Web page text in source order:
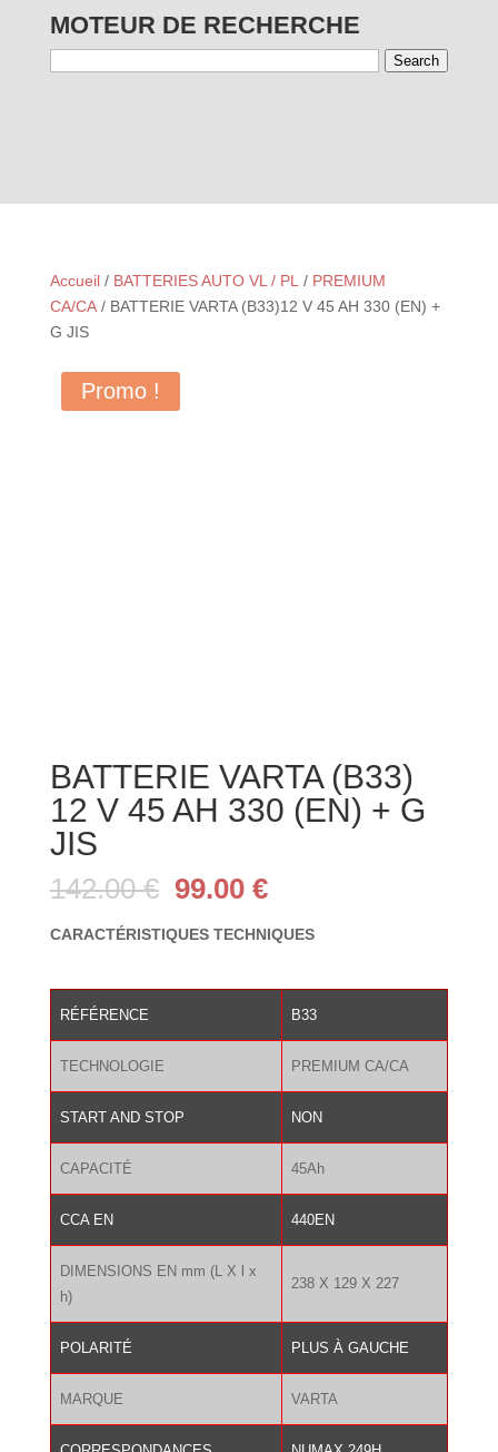
MOTEUR DE RECHERCHE
Search
Accueil/ BATTERIES AUTO VL / PL/ PREMIUM
CA/CA/ BATTERIE VARTA (B33)12 V 45 AH 330 (EN) +
G JIS
Promo !
BATTERIE VARTA (B33)
12 V 45 AH 330 (EN) + G
JIS
142.00€ Le
initial
142.00 €.
99.00 €Le
actuel
99.00 €.
CARACTÉRISTIQUES TECHNIQUES
RÉFÉRENCE B33
TECHNOLOGIE PREMIUM CA/CA
START AND STOP NON
CAPACITÉ 45Ah
CCA EN 440EN
DIMENSIONS EN mm (L X l x
h)
238 X 129 X 227
POLARITÉ PLUS À GAUCHE
MARQUE VARTA